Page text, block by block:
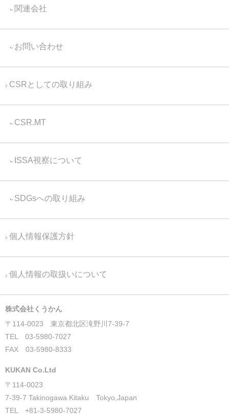
関連会社
お問い合わせ
CSRとしての取り組み
CSR.MT
ISSA視察について
SDGsへの取り組み
個人情報保護方針
個人情報の取扱いについて
株式会社くうかん
〒114-0023 東京都北区滝野川7-39-7
TEL 03-5980-7027
FAX 03-5980-8333
KUKAN Co.Ltd
〒114-0023
7-39-7 Takinogawa Kitaku Tokyo,Japan
TEL +81-3-5980-7027